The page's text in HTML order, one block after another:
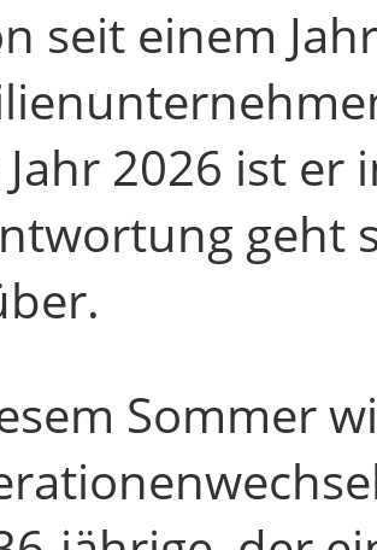
seit einem
2026 ist
geht
Sommer